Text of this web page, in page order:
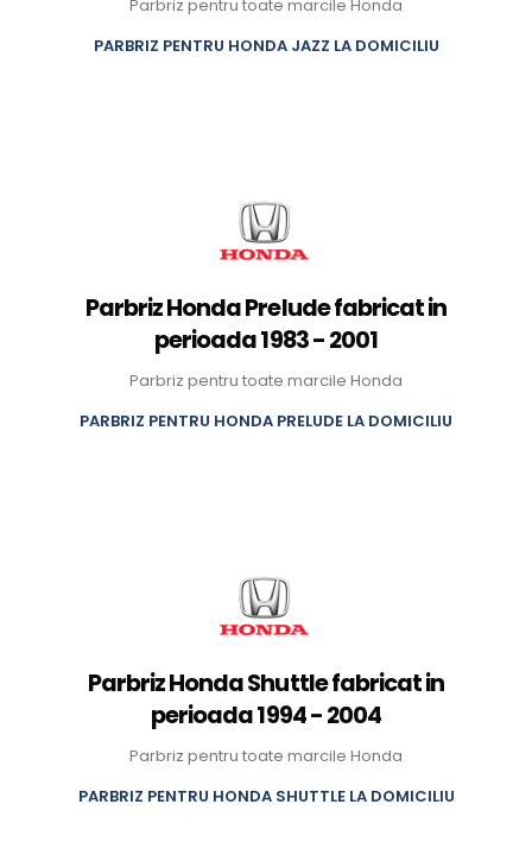
Parbriz pentru toate marcile Honda
PARBRIZ PENTRU HONDA JAZZ LA DOMICILIU
Parbriz Honda Prelude fabricat in
perioada 1983 - 2001
Parbriz pentru toate marcile Honda
PARBRIZ PENTRU HONDA PRELUDE LA DOMICILIU
Parbriz Honda Shuttle fabricat in
perioada 1994 - 2004
Parbriz pentru toate marcile Honda
PARBRIZ PENTRU HONDA SHUTTLE LA DOMICILIU